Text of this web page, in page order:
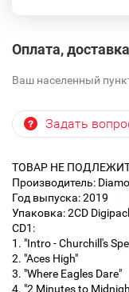
Оплата, доставка
Ваш населенный
Задать
ТОВАР НЕ
Производитель:
Год выпуска: 2019
Упаковка: 2CD
CD1:
1. "Intro - Churchill's
2. "Aces High"
3. "Where Eagles Dare"
4. "2 Minutes to